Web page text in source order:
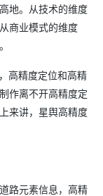
地。从技术的维度
商业模式的维度
高精度定位和高精
作离不开高精度定
来讲，星舆高精度
路元素信息，高精